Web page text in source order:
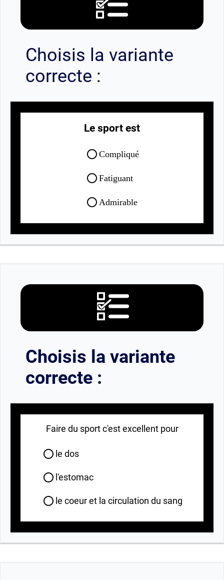
Choisis la variante
correcte :
Le sport est
Compliqué
Fatiguant
Admirable
Choisis la variante
correcte :
Faire du sport c'est excellent pour
le dos
l'estomac
le coeur et la circulation du sang